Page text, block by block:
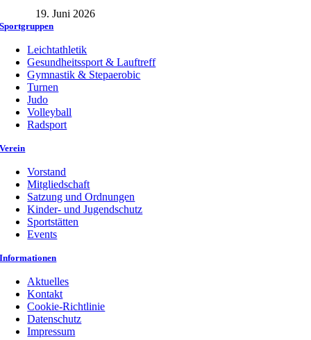
19. Juni 2026
Sportgruppen
Leichtathletik
Gesundheitssport & Lauftreff
Gymnastik & Stepaerobic
Turnen
Judo
Volleyball
Radsport
Verein
Vorstand
Mitgliedschaft
Satzung und Ordnungen
Kinder- und Jugendschutz
Sportstätten
Events
Informationen
Aktuelles
Kontakt
Cookie-Richtlinie
Datenschutz
Impressum